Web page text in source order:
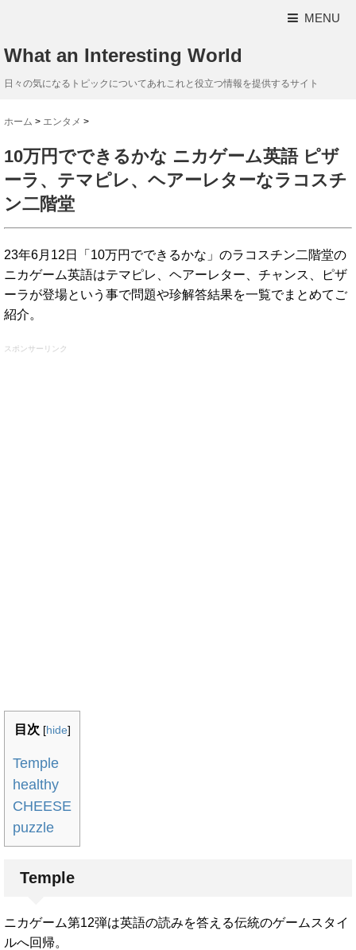
MENU
What an Interesting World
日々の気になるトピックについてあれこれと役立つ情報を提供するサイト
ホーム > エンタメ >
10万円でできるかな ニカゲーム英語 ピザ
ーラ、テマピレ、ヘアーレターなラコスチ
ン二階堂
23年6月12日「10万円でできるかな」のラコスチン二階堂の
ニカゲーム英語はテマピレ、ヘアーレター、チャンス、ピザ
ーラが登場という事で問題や珍解答結果を一覧でまとめてご
紹介。
スポンサーリンク
目次 [hide]
Temple
healthy
CHEESE
puzzle
Temple
ニカゲーム第12弾は英語の読みを答える伝統のゲームスタイ
ルへ回帰。